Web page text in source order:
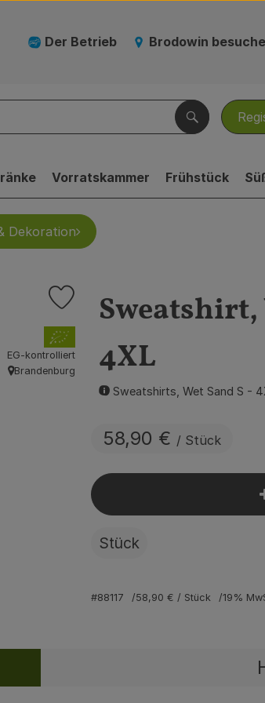
Der Betrieb Brodowin
Suchen
Vorratskammer Frühstück
Dekoration
Sweatshirt,
4XL
Sweatshirts, Wet Sand S -
58,90 € / Stück
Produkt zu Favouriten hinzufügen
, Verband:
EG-kontrolliert
, Herkunft:
Brandenburg
Stück
#88117 58,90 € / Stück 19%
Rezepte